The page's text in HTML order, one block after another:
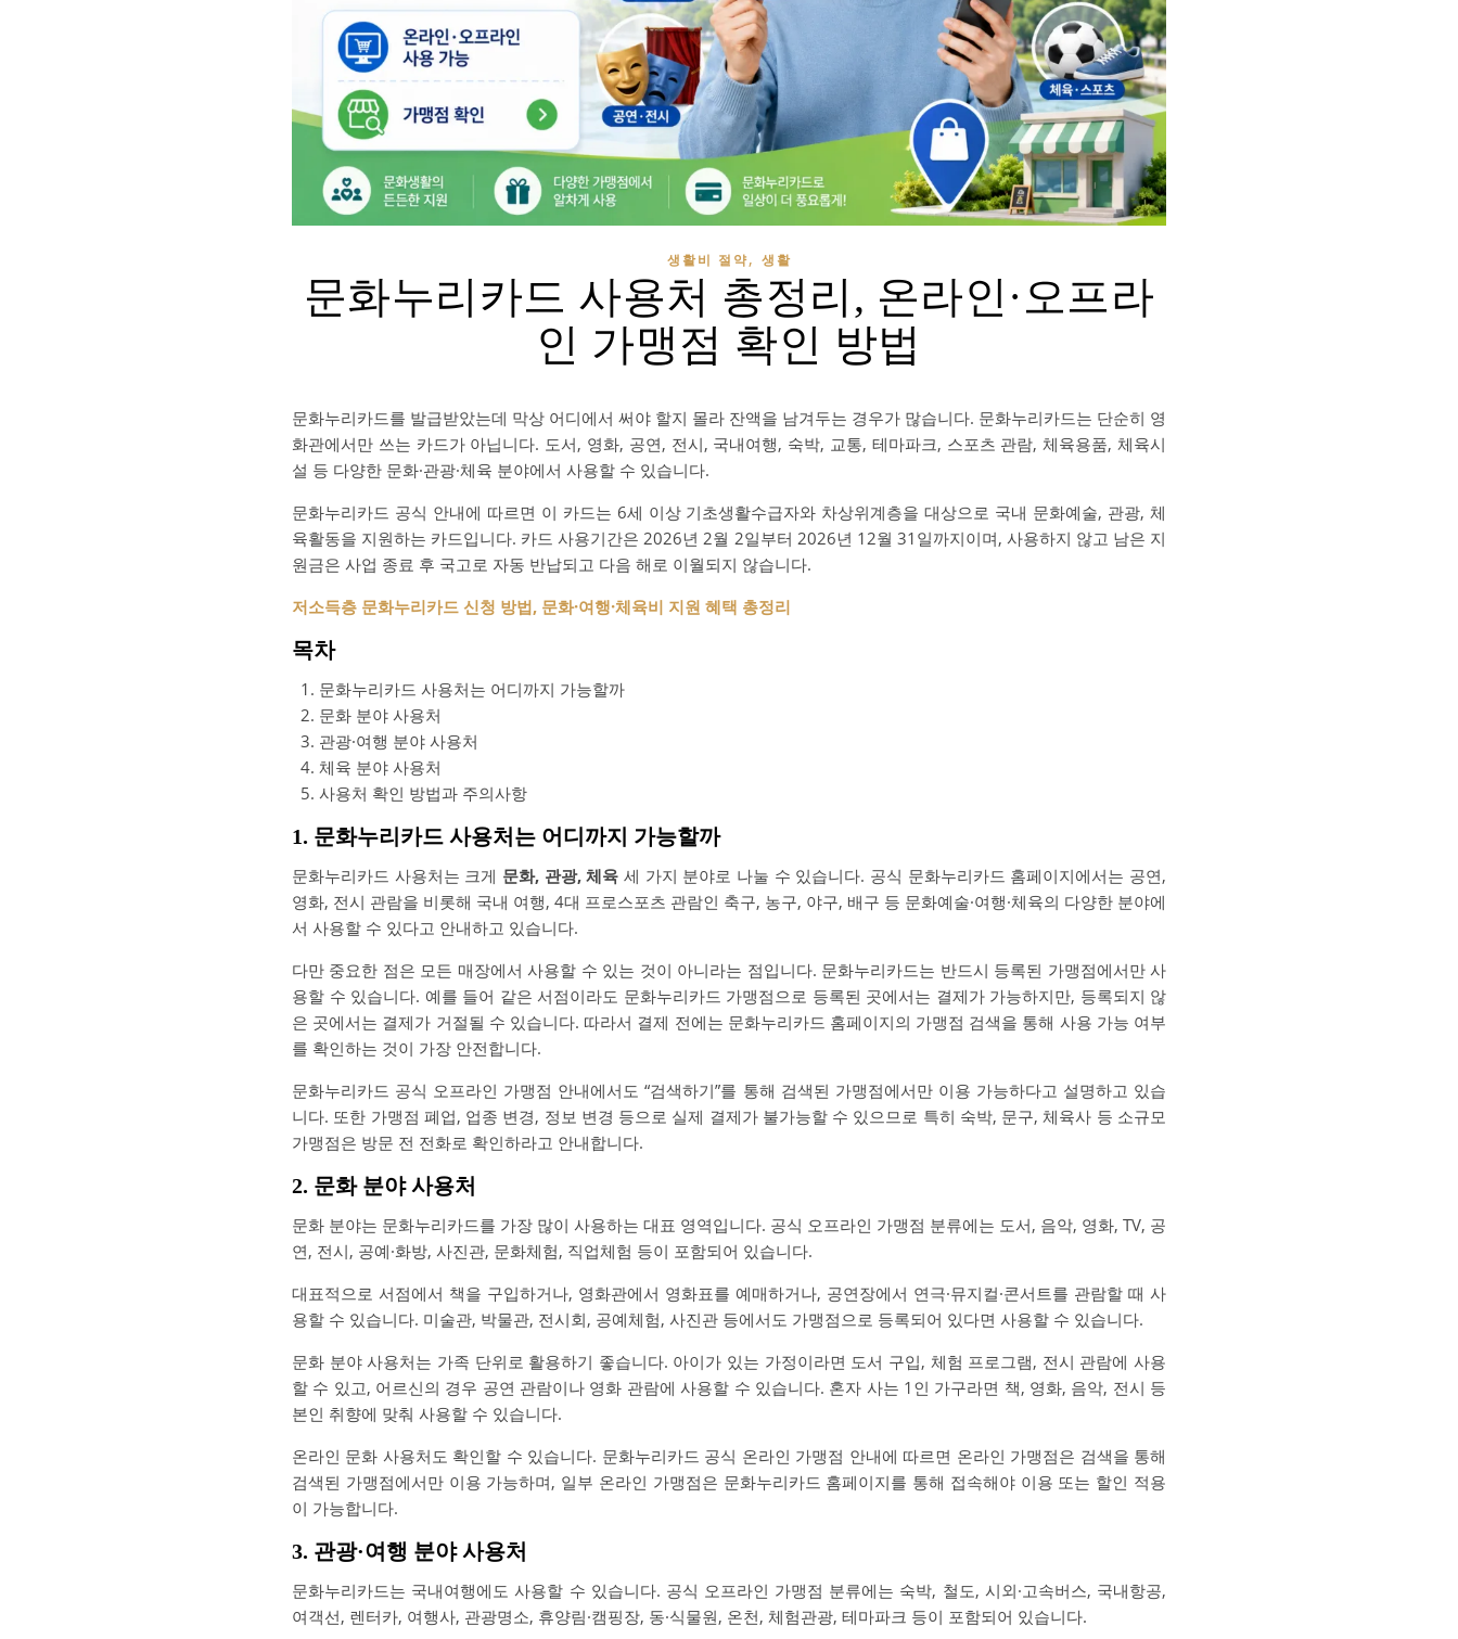
생활비 절약, 생활
문화누리카드 사용처 총정리, 온라인·오프라
인 가맹점 확인 방법
문화누리카드를 발급받았는데 막상 어디에서 써야 할지 몰라 잔액을 남겨두는 경우가 많습니다. 문화누리카드는 단순히 영
화관에서만 쓰는 카드가 아닙니다. 도서, 영화, 공연, 전시, 국내여행, 숙박, 교통, 테마파크, 스포츠 관람, 체육용품, 체육시
설 등 다양한 문화·관광·체육 분야에서 사용할 수 있습니다.
문화누리카드 공식 안내에 따르면 이 카드는 6세 이상 기초생활수급자와 차상위계층을 대상으로 국내 문화예술, 관광, 체
육활동을 지원하는 카드입니다. 카드 사용기간은 2026년 2월 2일부터 2026년 12월 31일까지이며, 사용하지 않고 남은 지
원금은 사업 종료 후 국고로 자동 반납되고 다음 해로 이월되지 않습니다.
저소득층 문화누리카드 신청 방법, 문화·여행·체육비 지원 혜택 총정리
목차
문화누리카드 사용처는 어디까지 가능할까
문화 분야 사용처
관광·여행 분야 사용처
체육 분야 사용처
사용처 확인 방법과 주의사항
1. 문화누리카드 사용처는 어디까지 가능할까
문화누리카드 사용처는 크게 문화, 관광, 체육 세 가지 분야로 나눌 수 있습니다. 공식 문화누리카드 홈페이지에서는 공연,
영화, 전시 관람을 비롯해 국내 여행, 4대 프로스포츠 관람인 축구, 농구, 야구, 배구 등 문화예술·여행·체육의 다양한 분야에
서 사용할 수 있다고 안내하고 있습니다.
다만 중요한 점은 모든 매장에서 사용할 수 있는 것이 아니라는 점입니다. 문화누리카드는 반드시 등록된 가맹점에서만 사
용할 수 있습니다. 예를 들어 같은 서점이라도 문화누리카드 가맹점으로 등록된 곳에서는 결제가 가능하지만, 등록되지 않
은 곳에서는 결제가 거절될 수 있습니다. 따라서 결제 전에는 문화누리카드 홈페이지의 가맹점 검색을 통해 사용 가능 여부
를 확인하는 것이 가장 안전합니다.
문화누리카드 공식 오프라인 가맹점 안내에서도 “검색하기”를 통해 검색된 가맹점에서만 이용 가능하다고 설명하고 있습
니다. 또한 가맹점 폐업, 업종 변경, 정보 변경 등으로 실제 결제가 불가능할 수 있으므로 특히 숙박, 문구, 체육사 등 소규모
가맹점은 방문 전 전화로 확인하라고 안내합니다.
2. 문화 분야 사용처
문화 분야는 문화누리카드를 가장 많이 사용하는 대표 영역입니다. 공식 오프라인 가맹점 분류에는 도서, 음악, 영화, TV, 공
연, 전시, 공예·화방, 사진관, 문화체험, 직업체험 등이 포함되어 있습니다.
대표적으로 서점에서 책을 구입하거나, 영화관에서 영화표를 예매하거나, 공연장에서 연극·뮤지컬·콘서트를 관람할 때 사
용할 수 있습니다. 미술관, 박물관, 전시회, 공예체험, 사진관 등에서도 가맹점으로 등록되어 있다면 사용할 수 있습니다.
문화 분야 사용처는 가족 단위로 활용하기 좋습니다. 아이가 있는 가정이라면 도서 구입, 체험 프로그램, 전시 관람에 사용
할 수 있고, 어르신의 경우 공연 관람이나 영화 관람에 사용할 수 있습니다. 혼자 사는 1인 가구라면 책, 영화, 음악, 전시 등
본인 취향에 맞춰 사용할 수 있습니다.
온라인 문화 사용처도 확인할 수 있습니다. 문화누리카드 공식 온라인 가맹점 안내에 따르면 온라인 가맹점은 검색을 통해
검색된 가맹점에서만 이용 가능하며, 일부 온라인 가맹점은 문화누리카드 홈페이지를 통해 접속해야 이용 또는 할인 적용
이 가능합니다.
3. 관광·여행 분야 사용처
문화누리카드는 국내여행에도 사용할 수 있습니다. 공식 오프라인 가맹점 분류에는 숙박, 철도, 시외·고속버스, 국내항공,
여객선, 렌터카, 여행사, 관광명소, 휴양림·캠핑장, 동·식물원, 온천, 체험관광, 테마파크 등이 포함되어 있습니다.